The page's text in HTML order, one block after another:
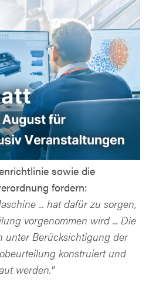
sowie die
fordern:
... hat dafür zu sorgen,
vorgenommen wird ... Die
unter Berücksichtigung der
konstruiert und
werden."